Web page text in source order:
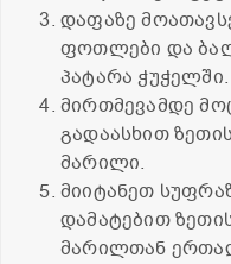
დაფაზე
ფოთლები და
პატარა ჭუჭელში.
მირთმევამდე
გადაასხით
მარილი.
მიიტანეთ
დამატებით
მარილთან